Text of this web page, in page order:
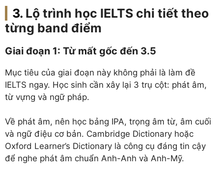
Lộ trình học IELTS chi tiết theo
từng band điểm
Giai đoạn 1: Từ mất gốc đến 3.5
Mục tiêu của giai đoạn này không phải là làm đề
IELTS ngay. Học sinh cần xây lại 3 trụ cột: phát âm,
từ vựng và ngữ pháp.
Về phát âm, nên học bảng IPA, trọng âm từ, âm cuối
và ngữ điệu cơ bản. Cambridge Dictionary hoặc
Oxford Learner’s Dictionary là công cụ đáng tin cậy
để nghe phát âm chuẩn Anh-Anh và Anh-Mỹ.